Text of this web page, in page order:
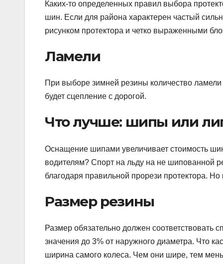
Каких-то определенных правил выбора
шин. Если для района характерен частый
рисунком протектора и четко выраженными
Ламели
При выборе зимней резины количество
будет сцепление c дорогой.
Что лучше: шипы или
Оснащение шипами увеличивает стоимость
водителям? Спорт на льду на не шипованной
благодаря правильной прорези протектора.
Размер резины
Размер обязательно должен
значения до 3% от наружного диаметра. Что
ширина самого колеса. Чем они шире, тем